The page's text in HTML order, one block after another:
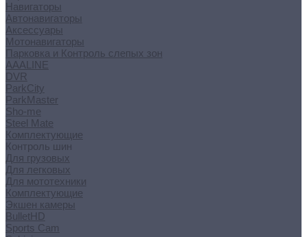
Навигаторы
Автонавигаторы
Аксессуары
Мотонавигаторы
Парковка и Контроль слепых зон
AAALINE
DVR
ParkCity
ParkMaster
Sho-me
Steel Mate
Комплектующие
Контроль шин
Для грузовых
Для легковых
Для мототехники
Комплектующие
Экшен камеры
BulletHD
Sports Cam